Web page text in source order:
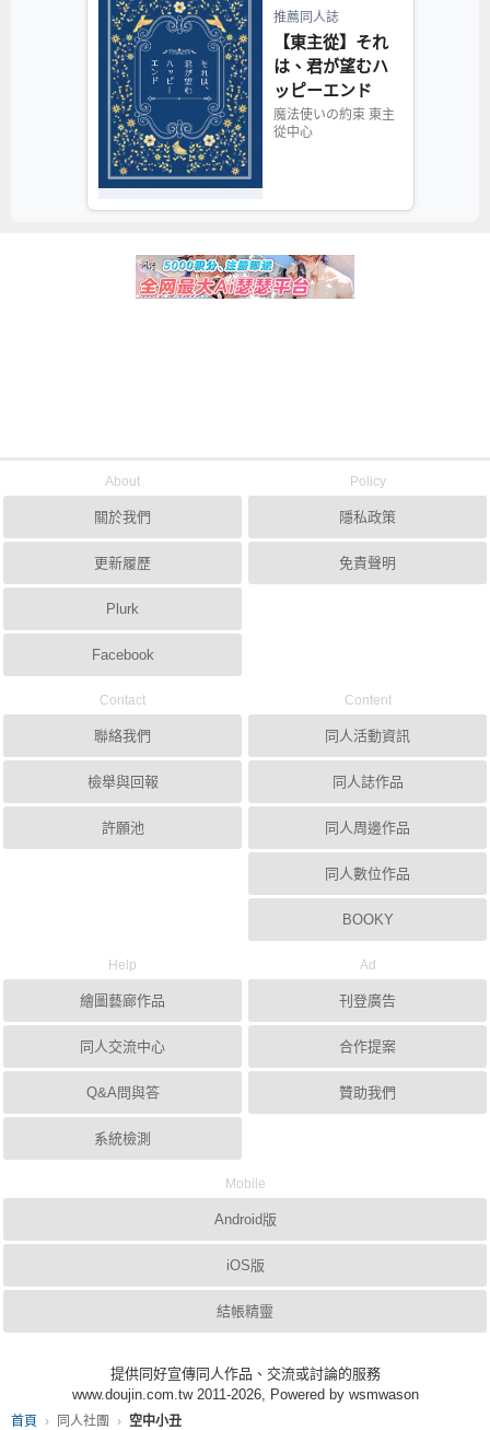
首頁 同人社團 空中小丑
推薦同人誌
【東主從】それ
は、君が望むハ
ッピーエンド
魔法使いの約束 東主
從中心
About
關於我們
更新履歷
Plurk
Facebook
Policy
隱私政策
免責聲明
Contact
聯絡我們
檢舉與回報
許願池
Content
同人活動資訊
同人誌作品
同人周邊作品
同人數位作品
BOOKY
Help
繪圖藝廊作品
同人交流中心
Q&A問與答
系統檢測
Ad
刊登廣告
合作提案
贊助我們
Mobile
Android版
iOS版
結帳精靈
提供同好宣傳同人作品、交流或討論的服務
www.doujin.com.tw 2011-2026, Powered by wsmwason